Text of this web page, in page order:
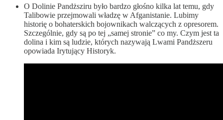
O Dolinie Pandższiru było bardzo głośno kilka lat temu, gdy
Talibowie przejmowali władzę w Afganistanie. Lubimy
historię o bohaterskich bojownikach walczących z opresorem.
Szczególnie, gdy są po tej „samej stronie” co my. Czym jest ta
dolina i kim są ludzie, których nazywają Lwami Pandższeru
opowiada Irytujący Historyk.